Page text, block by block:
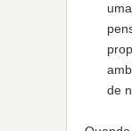
de